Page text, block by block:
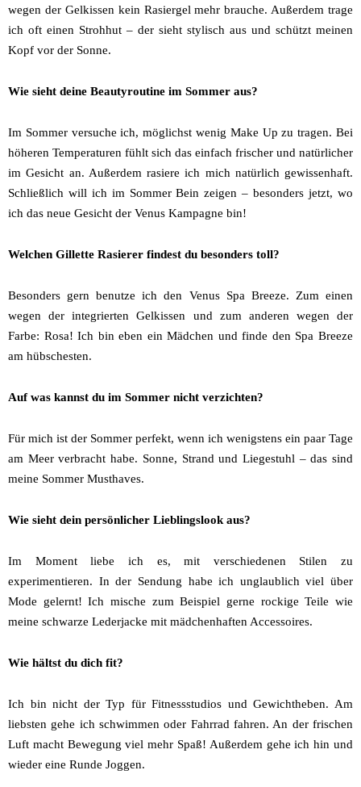
wegen der Gelkissen kein Rasiergel mehr brauche. Außerdem trage
ich oft einen Strohhut – der sieht stylisch aus und schützt meinen
Kopf vor der Sonne.
Wie sieht deine Beautyroutine im Sommer aus?
Im Sommer versuche ich, möglichst wenig Make Up zu tragen. Bei
höheren Temperaturen fühlt sich das einfach frischer und natürlicher
im Gesicht an. Außerdem rasiere ich mich natürlich gewissenhaft.
Schließlich will ich im Sommer Bein zeigen – besonders jetzt, wo
ich das neue Gesicht der Venus Kampagne bin!
Welchen Gillette Rasierer findest du besonders toll?
Besonders gern benutze ich den Venus Spa Breeze. Zum einen
wegen der integrierten Gelkissen und zum anderen wegen der
Farbe: Rosa! Ich bin eben ein Mädchen und finde den Spa Breeze
am hübschesten.
Auf was kannst du im Sommer nicht verzichten?
Für mich ist der Sommer perfekt, wenn ich wenigstens ein paar Tage
am Meer verbracht habe. Sonne, Strand und Liegestuhl – das sind
meine Sommer Musthaves.
Wie sieht dein persönlicher Lieblingslook aus?
Im Moment liebe ich es, mit verschiedenen Stilen zu
experimentieren. In der Sendung habe ich unglaublich viel über
Mode gelernt! Ich mische zum Beispiel gerne rockige Teile wie
meine schwarze Lederjacke mit mädchenhaften Accessoires.
Wie hältst du dich fit?
Ich bin nicht der Typ für Fitnessstudios und Gewichtheben. Am
liebsten gehe ich schwimmen oder Fahrrad fahren. An der frischen
Luft macht Bewegung viel mehr Spaß! Außerdem gehe ich hin und
wieder eine Runde Joggen.